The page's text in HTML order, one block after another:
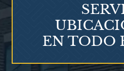
EN TODO